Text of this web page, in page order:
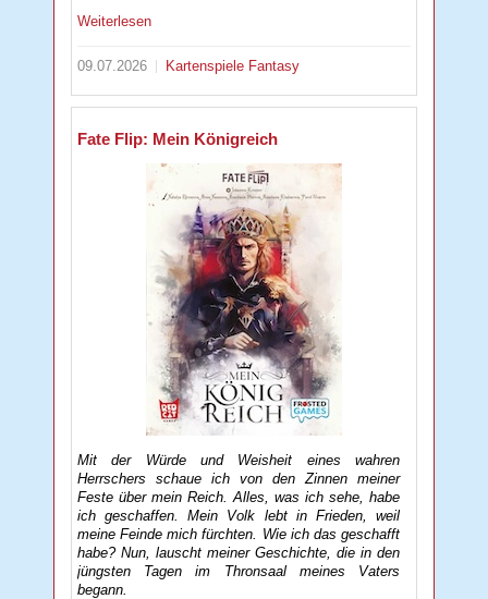
Weiterlesen
09.07.2026 Kartenspiele Fantasy
Fate Flip: Mein Königreich
Mit der Würde und Weisheit eines wahren
Herrschers schaue ich von den Zinnen meiner
Feste über mein Reich. Alles, was ich sehe, habe
ich geschaffen. Mein Volk lebt in Frieden, weil
meine Feinde mich fürchten. Wie ich das geschafft
habe? Nun, lauscht meiner Geschichte, die in den
jüngsten Tagen im Thronsaal meines Vaters
begann.